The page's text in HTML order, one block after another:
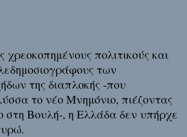
χρεοκοπημένους πολιτικούς και
των
της διαπλοκής -που
το νέο Μνημόνιο, πιέζοντας
στη Βουλή-, η Ελλάδα δεν υπήρχε